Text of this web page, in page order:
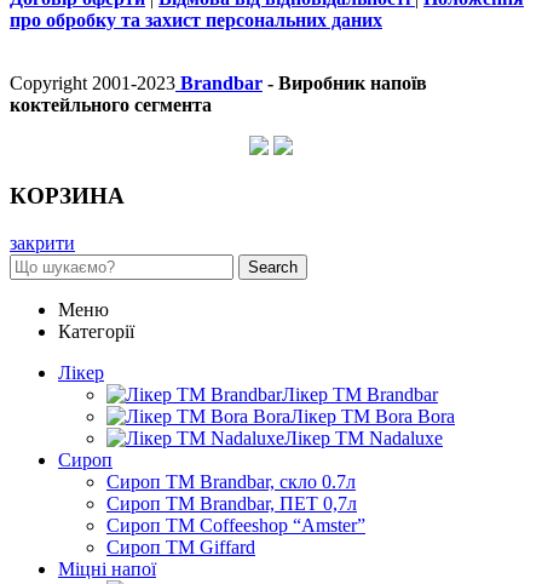
про обробку та захист персональних даних
Copyright 2001-2023 Brandbar - Виробник напоїв
коктейльного сегмента
КОРЗИНА
закрити
Search
Меню
Категорії
Лікер
Лікер ТМ Brandbar
Лікер ТМ Bora Bora
Лікер ТМ Nadaluxe
Сироп
Сироп TM Brandbar, скло 0.7л
Сироп TM Brandbar, ПЕТ 0,7л
Сироп TM Coffeeshop “Amster”
Сироп TM Giffard
Міцні напої